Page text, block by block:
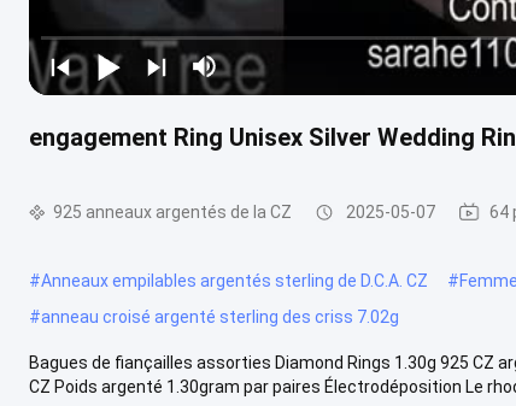
engagement Ring Unisex Silver Wedding
925 anneaux argentés de la CZ 2025-05-07 64
#Anneaux empilables argentés sterling de D.C.A. CZ #
#anneau croisé argenté sterling des criss 7.02g
Bagues de fiançailles assorties Diamond Rings 1.30g 925 CZ
CZ Poids argenté 1.30gram par paires Électrodéposition Le